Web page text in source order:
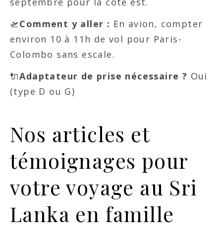
🛫Comment y aller : En avion, compter
environ 10 à 11h de vol pour Paris-
Colombo sans escale.
🔌Adaptateur de prise nécessaire ? Oui
(type D ou G)
Nos articles et
témoignages pour
votre voyage au Sri
Lanka en famille